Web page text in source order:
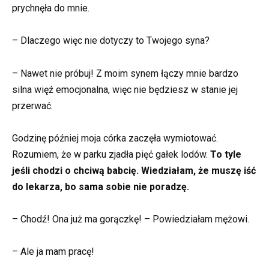
prychnęła do mnie.
– Dlaczego więc nie dotyczy to Twojego syna?
– Nawet nie próbuj! Z moim synem łączy mnie bardzo
silna więź emocjonalna, więc nie będziesz w stanie jej
przerwać.
Godzinę później moja córka zaczęła wymiotować.
Rozumiem, że w parku zjadła pięć gałek lodów. To tyle
jeśli chodzi o chciwą babcię. Wiedziałam, że muszę iść
do lekarza, bo sama sobie nie poradzę.
– Chodź! Ona już ma gorączkę! – Powiedziałam mężowi.
– Ale ja mam pracę!